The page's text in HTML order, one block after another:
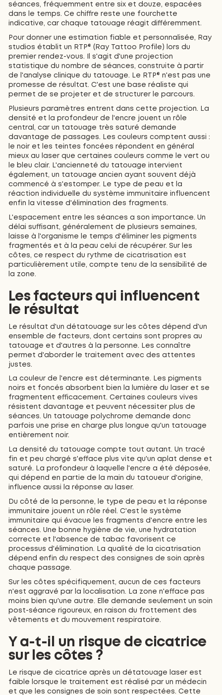
séances, fréquemment entre six et douze, espacées
dans le temps. Ce chiffre reste une fourchette
indicative, car chaque tatouage réagit différemment.
Pour donner une estimation fiable et personnalisée, Ray
studios établit un RTP® (Ray Tattoo Profile) lors du
premier rendez-vous. Il s'agit d'une projection
statistique du nombre de séances, construite à partir
de l'analyse clinique du tatouage. Le RTP® n'est pas une
promesse de résultat. C'est une base réaliste qui
permet de se projeter et de structurer le parcours.
Plusieurs paramètres entrent dans cette projection. La
densité et la profondeur de l'encre jouent un rôle
central, car un tatouage très saturé demande
davantage de passages. Les couleurs comptent aussi :
le noir et les teintes foncées répondent en général
mieux au laser que certaines couleurs comme le vert ou
le bleu clair. L'ancienneté du tatouage intervient
également, un tatouage ancien ayant souvent déjà
commencé à s'estomper. Le type de peau et la
réaction individuelle du système immunitaire influencent
enfin la vitesse d'élimination des fragments.
L'espacement entre les séances a son importance. Un
délai suffisant, généralement de plusieurs semaines,
laisse à l'organisme le temps d'éliminer les pigments
fragmentés et à la peau celui de récupérer. Sur les
côtes, ce respect du rythme de cicatrisation est
particulièrement utile, compte tenu de la sensibilité de
la zone.
Les facteurs qui influencent
le résultat
Le résultat d'un détatouage sur les côtes dépend d'un
ensemble de facteurs, dont certains sont propres au
tatouage et d'autres à la personne. Les connaître
permet d'aborder le traitement avec des attentes
justes.
La couleur de l'encre est déterminante. Les pigments
noirs et foncés absorbent bien la lumière du laser et se
fragmentent efficacement. Certaines couleurs vives
résistent davantage et peuvent nécessiter plus de
séances. Un tatouage polychrome demande donc
parfois une prise en charge plus longue qu'un tatouage
entièrement noir.
La densité du tatouage compte tout autant. Un tracé
fin et peu chargé s'efface plus vite qu'un aplat dense et
saturé. La profondeur à laquelle l'encre a été déposée,
qui dépend en partie de la main du tatoueur d'origine,
influence aussi la réponse au laser.
Du côté de la personne, le type de peau et la réponse
immunitaire jouent un rôle réel. C'est le système
immunitaire qui évacue les fragments d'encre entre les
séances. Une bonne hygiène de vie, une hydratation
correcte et l'absence de tabac favorisent ce
processus d'élimination. La qualité de la cicatrisation
dépend enfin du respect des consignes de soin après
chaque passage.
Sur les côtes spécifiquement, aucun de ces facteurs
n'est aggravé par la localisation. La zone n'efface pas
moins bien qu'une autre. Elle demande seulement un soin
post-séance rigoureux, en raison du frottement des
vêtements et du mouvement respiratoire.
Y a-t-il un risque de cicatrice
sur les côtes ?
Le risque de cicatrice après un détatouage laser est
faible lorsque le traitement est réalisé par un médecin
et que les consignes de soin sont respectées. Cette